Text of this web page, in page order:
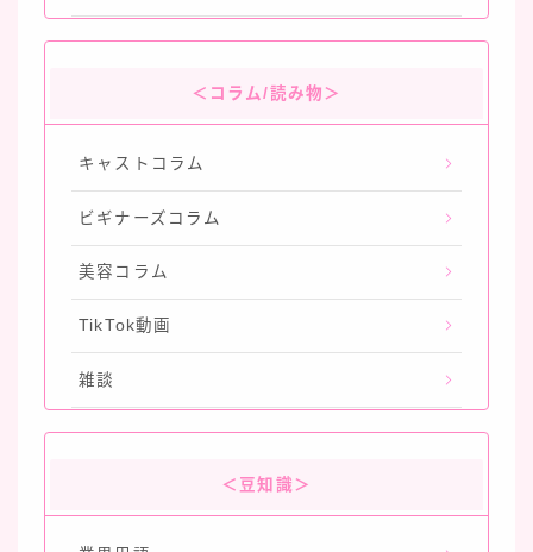
＜コラム/読み物＞
キャストコラム
ビギナーズコラム
美容コラム
TikTok動画
雑談
＜豆知識＞